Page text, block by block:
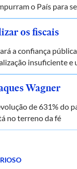
o País para
os fiscais
a confiança
insuficiente e
Wagner
de 631% do
no terreno da fé